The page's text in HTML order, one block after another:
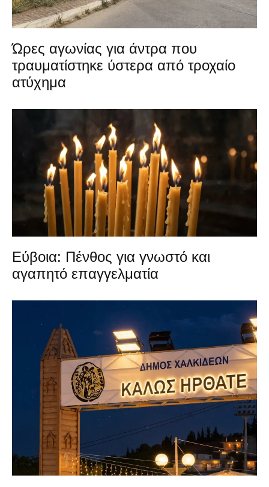
Ώρες αγωνίας για άντρα που
τραυματίστηκε ύστερα από τροχαίο
ατύχημα
Εύβοια: Πένθος για γνωστό και
αγαπητό επαγγελματία